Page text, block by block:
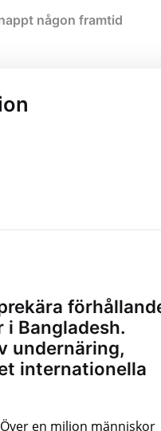
någon framtid
Bangladesh.
undernäring,
internationella
en miljon människor